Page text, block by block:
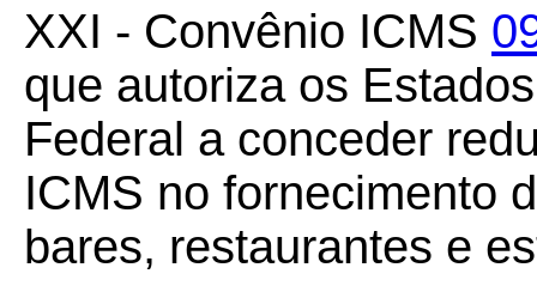
XXI - Convênio ICMS
que autoriza os
Federal a conceder
ICMS no fornecimento
bares, restaurantes e